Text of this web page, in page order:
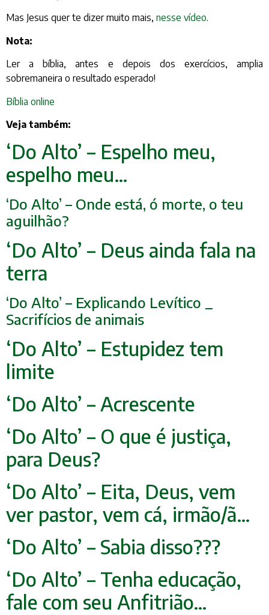
Mas Jesus quer te dizer muito mais, nesse vídeo.
Nota:
Ler a bíblia, antes e depois dos exercícios, amplia
sobremaneira o resultado esperado!
Bíblia online
Veja também:
‘Do Alto’ – Espelho meu,
espelho meu…
‘Do Alto’ – Onde está, ó morte, o teu
aguilhão?
‘Do Alto’ – Deus ainda fala na
terra
‘Do Alto’ – Explicando Levítico _
Sacrifícios de animais
‘Do Alto’ – Estupidez tem
limite
‘Do Alto’ – Acrescente
‘Do Alto’ – O que é justiça,
para Deus?
‘Do Alto’ – Eita, Deus, vem
ver pastor, vem cá, irmão/ã…
‘Do Alto’ – Sabia disso???
‘Do Alto’ – Tenha educação,
fale com seu Anfitrião…